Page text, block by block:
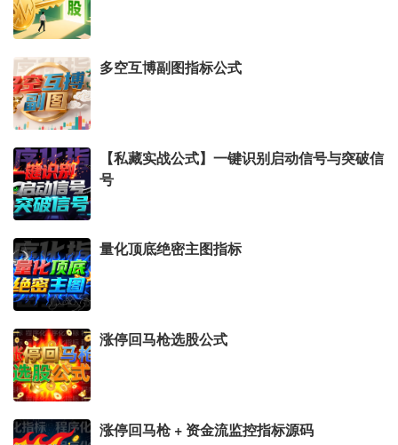
0));
DRAWTEXT_FIX(1,0.02,0,0,'☆微信公众号：(程序化指
标) ☆'),COLORRED;
{用DRAWLINE函数（属于未来函数）绘制直线段，不
喜欢的可以删除下面两句公式}
DRAWLINE(LV1,LOW,HHV1,HIGH,0),COLORYELLO
W,LINETHICK2;
DRAWLINE(HHV1,HIGH,LV1,LOW,0),COLORMAGEN
TA,LINETHICK2;
STICKLINE(CLOSE>REF(CLOSE,1),HIGH,LOW,0,1),
COLORRED;
STICKLINE(CLOSE>REF(CLOSE,1),OPEN,CLOSE,3,
0),COLOR000055;
STICKLINE(CLOSE>REF(CLOSE,1),OPEN,CLOSE,2.
7,0),COLOR000077;
多空互博副图指标公式
【私藏实战公式】一键识别启动信号与突破信
号
量化顶底绝密主图指标
涨停回马枪选股公式
涨停回马枪 + 资金流监控指标源码